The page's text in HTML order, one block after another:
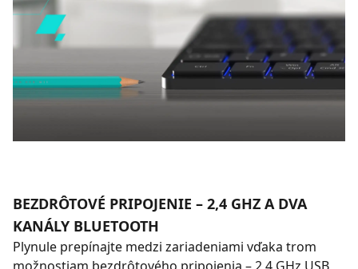
BEZDRÔTOVÉ PRIPOJENIE – 2,4 GHZ A DVA
KANÁLY BLUETOOTH
Plynule prepínajte medzi zariadeniami vďaka trom